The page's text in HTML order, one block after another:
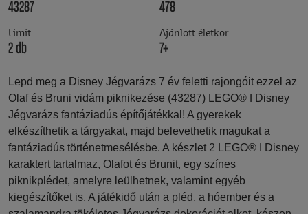
43287 478
Limit
2 db
Ajánlott életkor
7+
Lepd meg a Disney Jégvarázs 7 év feletti rajongóit ezzel az
Olaf és Bruni vidám piknikezése (43287) LEGO® ǀ Disney
Jégvarázs fantáziadús építőjátékkal! A gyerekek
elkészíthetik a tárgyakat, majd belevethetik magukat a
fantáziadús történetmesélésbe. A készlet 2 LEGO® ǀ Disney
karaktert tartalmaz, Olafot és Brunit, egy színes
piknikplédet, amelyre leülhetnek, valamint egyéb
kiegészítőket is. A játékidő után a pléd, a hóember és a